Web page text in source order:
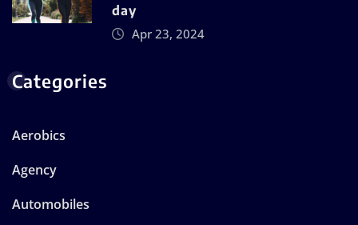
day
Apr 23, 2024
Categories
Aerobics
Agency
Automobiles